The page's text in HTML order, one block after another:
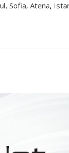
Sofia, Atena,